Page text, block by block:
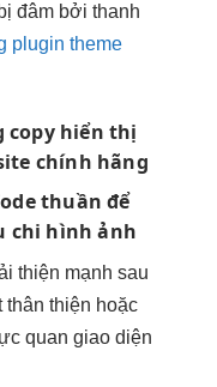
đâm bởi thanh
plugin theme
copy hiển thị
chính hãng
thuần để
chi hình ảnh
thiện mạnh sau
thân thiện hoặc
quan giao diện